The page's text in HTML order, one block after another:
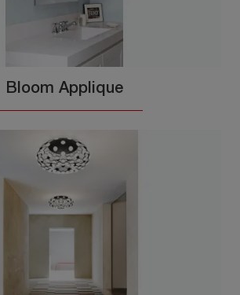
Bloom Applique